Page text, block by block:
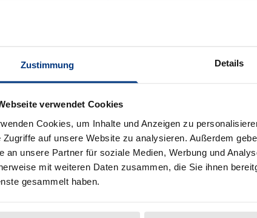
Zustimmung Details
verwendet Cookies
Cookies, um Inhalte und Anzeigen zu
Zugriffe auf unsere Website zu analysieren. Außerdem
an unsere Partner für soziale Medien, Werbung und
mit weiteren Daten zusammen, die Sie ihnen
gesammelt haben.
In den Warenkorb
Hinweise zu Versandkosten
Bibliografische
sozialen Integration Europas stellt